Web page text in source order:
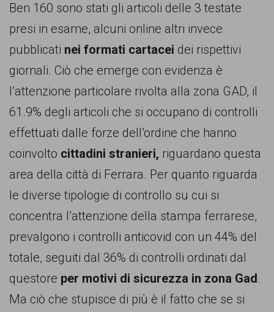
Ben 160 sono stati gli articoli delle 3 testate
presi in esame, alcuni online altri invece
pubblicati nei formati cartacei dei rispettivi
giornali. Ciò che emerge con evidenza è
l’attenzione particolare rivolta alla zona GAD, il
61.9% degli articoli che si occupano di controlli
effettuati dalle forze dell’ordine che hanno
coinvolto cittadini stranieri, riguardano questa
area della città di Ferrara. Per quanto riguarda
le diverse tipologie di controllo su cui si
concentra l’attenzione della stampa ferrarese,
prevalgono i controlli anticovid con un 44% del
totale, seguiti dal 36% di controlli ordinati dal
questore per motivi di sicurezza in zona Gad.
Ma ciò che stupisce di più è il fatto che se si